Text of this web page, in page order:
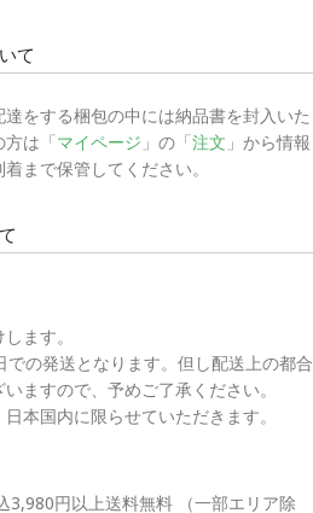
て
達をする梱包の中には納品書を封入いた
方は「マイページ 」の「注文 」から情報
まで保管してください。
ます。
での発送となります。但し配送上の都合
ますので、予めご了承ください。
本国内に限らせていただきます。
3,980円以上送料無料 （一部エリア除